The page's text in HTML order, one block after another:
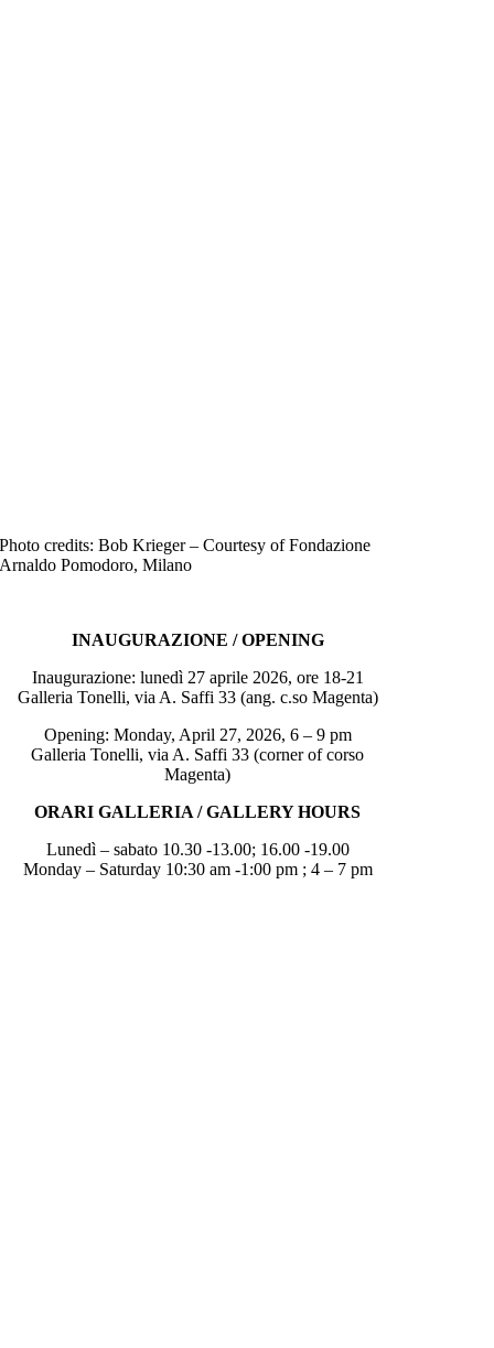
Photo credits: Bob Krieger – Courtesy of Fondazione
Arnaldo Pomodoro, Milano
INAUGURAZIONE / OPENING
Inaugurazione: lunedì 27 aprile 2026, ore 18-21
Galleria Tonelli, via A. Saffi 33 (ang. c.so Magenta)
Opening: Monday, April 27, 2026, 6 – 9 pm
Galleria Tonelli, via A. Saffi 33 (corner of corso
Magenta)
ORARI GALLERIA / GALLERY HOURS
Lunedì – sabato 10.30 -13.00; 16.00 -19.00
Monday – Saturday 10:30 am -1:00 pm ; 4 – 7 pm